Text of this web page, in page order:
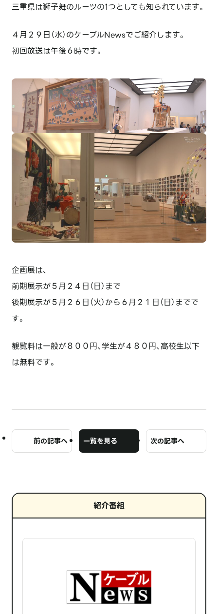
三重県は獅子舞のルーツの1つとしても知られています。
４月２９日（水）のケーブルNewsでご紹介します。
初回放送は午後６時です。
企画展は、
前期展示が５月２４日（日）まで
後期展示が５月２６日（火）から６月２１日（日）までで
す。
観覧料は一般が８００円、学生が４８０円、高校生以下
は無料です。
前の記事へ 一覧を見る 次の記事へ
紹介番組